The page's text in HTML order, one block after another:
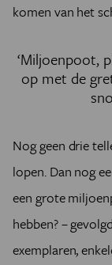
komen van het
‘Miljoenpoot,
op met de
Nog geen drie
lopen. Dan nog
een grote
hebben? –
exemplaren,